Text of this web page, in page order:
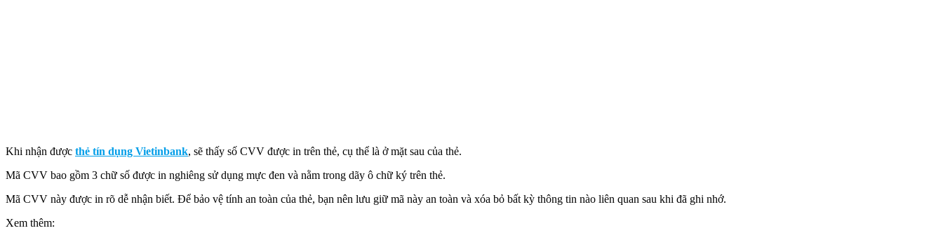
Khi nhận được thẻ tín dụng Vietinbank, sẽ thấy số CVV được in trên thẻ, cụ thể là ở mặt sau của thẻ.
Mã CVV bao gồm 3 chữ số được in nghiêng sử dụng mực đen và nằm trong dãy ô chữ ký trên thẻ.
Mã CVV này được in rõ dễ nhận biết. Để bảo vệ tính an toàn của thẻ, bạn nên lưu giữ mã này an toàn và xóa bỏ bất kỳ thông tin nào liên quan sau khi đã ghi nhớ.
Xem thêm: